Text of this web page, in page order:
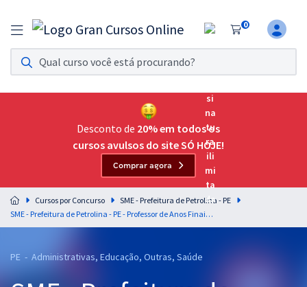
0
Assinatura Ilimitada 11
Acesso a todos os cursos. Teste grátis por 7 dias!
Assinatura OAB Até Passar
Acesso ilimitado a toda preparação para o Exame da
Residências Multiprofissionais
Preparação completa e intensiva para as principais
residências em saúde do Brasil
Desconto de 20% em todos os
cursos avulsos do site SÓ HOJE!
Comprar agora
Cursos por Concurso
SME - Prefeitura de Petrolina - PE
SME - Prefeitura de Petrolina - PE - Professor de Anos Finais do Ensino Fundamental - Língua Portuguesa
PE - Administrativas, Educação, Outras, Saúde